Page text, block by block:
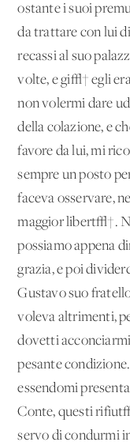
ostante i suoi
da trattare con lui
recassi al suo
volte, e gi√† egli
non volermi dare
della colazione, e
favore da lui, mi
sempre un posto
faceva osservare,
maggior libert√†.
possiamo appena
grazia, e poi
Gustavo suo
voleva altrimenti,
dovetti
pesante
essendomi
Conte, questi
servo di condurmi